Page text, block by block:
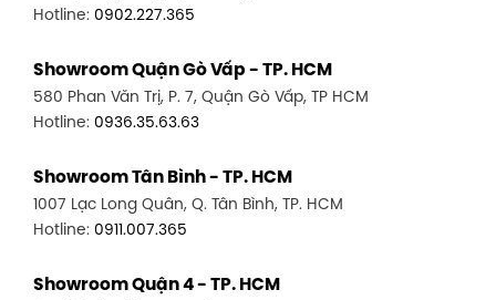
Hotline: 0902.227.365
Showroom Quận Gò Vấp - TP. HCM
580 Phan Văn Trị, P. 7, Quận Gò Vấp, TP HCM
Hotline: 0936.35.63.63
Showroom Tân Bình - TP. HCM
1007 Lạc Long Quân, Q. Tân Bình, TP. HCM
Hotline: 0911.007.365
Showroom Quận 4 - TP. HCM